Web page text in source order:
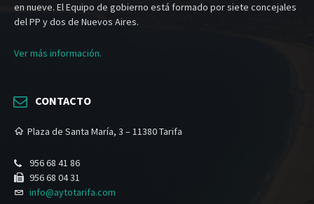
en nueve. El Equipo de gobierno está formado por siete concejales
del PP y dos de Nuevos Aires.
Ver más información.
CONTACTO
Plaza de Santa María, 3 – 11380 Tarifa
956 68 41 86
956 68 04 31
info@aytotarifa.com